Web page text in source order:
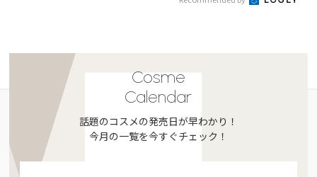
Cosme
Calendar
話題のコスメの発売日が早わかり！
今月の一覧を今すぐチェック！